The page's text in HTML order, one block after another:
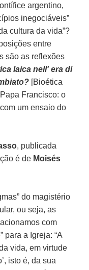
argentino,
inegociáveis”
cultura da vida”?
entre
são as reflexões
laica nell' era di
[Bioética
Francisco: o
um ensaio do
, publicada
é de Moisés
do magistério
ou seja, as
com
para a Igreja: “A
vida, em virtude
isto é, da sua